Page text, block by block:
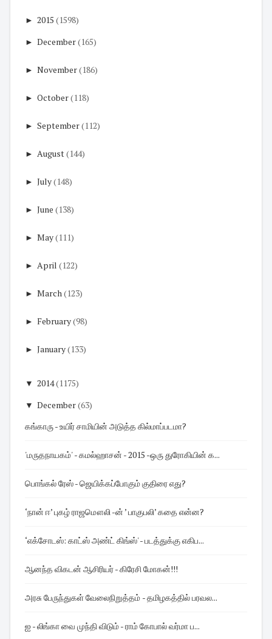
► 2015 (1598)
► December(165)
► November(186)
► October(118)
► September(112)
► August(144)
► July(148)
► June (138)
► May(111)
► April (122)
► March(123)
► February(98)
► January(133)
▼ 2014(1175)
▼ December(63)
கங்காரு - உயிர் சாமியின் அடுத்த கில்மாப்படமா?
'மருதநாயகம்' - கமல்ஹாசன் - 2015 -ஒரு துரோகியின் க...
பொங்கல் ரேஸ் - ஜெயிக்கப்போகும் குதிரை எது?
‘நான் ஈ’ புகழ் ராஜமௌலி -ன் ’ பாகுபலி’ கதை என்ன?
‘எக்சோடஸ்: காட்ஸ் அண்ட் கிங்ஸ்' - படத்துக்கு எகிப...
ஆனந்த விகடன் ஆசிரியர் - கிரேசி மோகன்!!!
அரசு பேருந்துகள் வேலைநிறுத்தம் - தமிழகத்தில் பரவல...
ஐ - லிங்கா வை முந்தி விடும் - ராம் கோபால் வர்மா ப...